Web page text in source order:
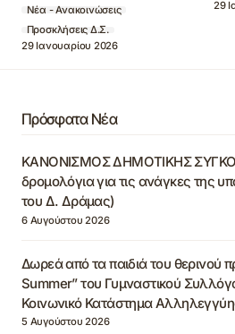
Νέα - Ανακοινώσεις
Προσκλήσεις Δ.Σ.
29 Ιανουαρίου 2026
29
Πρόσφατα Νέα
ΚΑΝΟΝΙΣΜΟΣ ΔΗΜΟΤΙΚΗΣ
δρομολόγια για τις ανάγκες της
του Δ. Δράμας)
6 Αυγούστου 2026
Δωρεά από τα παιδιά του θερινού
Summer” του Γυμναστικού
Κοινωνικό Κατάστημα
5 Αυγούστου 2026